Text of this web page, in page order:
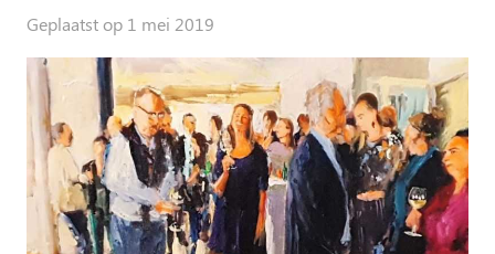
Geplaatst op 1 mei 2019